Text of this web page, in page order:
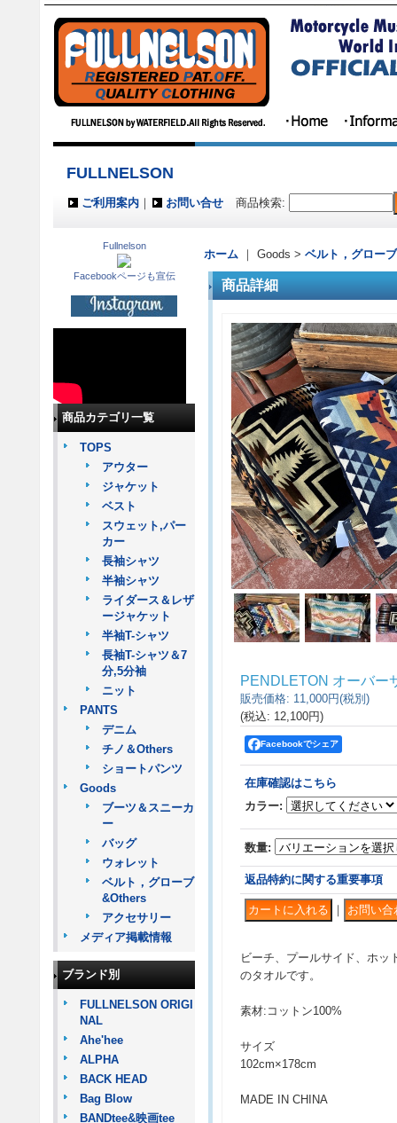
FULLNELSON
ご利用案内 ｜ お問い合せ 商品検索:
Fullnelson
Facebookページも宣伝
商品カテゴリ一覧
TOPS
アウター
ジャケット
ベスト
スウェット,パー
カー
長袖シャツ
半袖シャツ
ライダース＆レザ
ージャケット
半袖T-シャツ
長袖T-シャツ＆7
分,5分袖
ニット
PANTS
デニム
チノ＆Others
ショートパンツ
Goods
ブーツ＆スニーカ
ー
バッグ
ウォレット
ベルト，グローブ
&Others
アクセサリー
メディア掲載情報
ブランド別
FULLNELSON ORIGI
NAL
Ahe'hee
ALPHA
BACK HEAD
Bag Blow
BANDtee&映画tee
ホーム ｜ Goods > ベルト，グロー
商品詳細
PENDLETON オーバー
販売価格: 11,000円(税別)
(税込: 12,100円)
Facebookでシェア
在庫確認はこちら
カラー:
数量:
返品特約に関する重要事項
｜
ビーチ、プールサイド、ホッ
のタオルです。
素材:コットン100%
サイズ
102cm×178cm
MADE IN CHINA